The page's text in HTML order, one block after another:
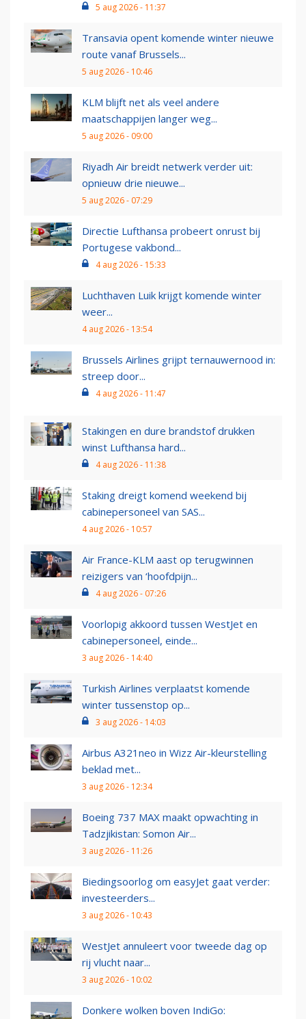
5 aug 2026 - 11:37
Transavia opent komende winter nieuwe
route vanaf Brussels...
5 aug 2026 - 10:46
KLM blijft net als veel andere
maatschappijen langer weg...
5 aug 2026 - 09:00
Riyadh Air breidt netwerk verder uit:
opnieuw drie nieuwe...
5 aug 2026 - 07:29
Directie Lufthansa probeert onrust bij
Portugese vakbond...
4 aug 2026 - 15:33
Luchthaven Luik krijgt komende winter
weer...
4 aug 2026 - 13:54
Brussels Airlines grijpt ternauwernood in:
streep door...
4 aug 2026 - 11:47
Stakingen en dure brandstof drukken
winst Lufthansa hard...
4 aug 2026 - 11:38
Staking dreigt komend weekend bij
cabinepersoneel van SAS...
4 aug 2026 - 10:57
Air France-KLM aast op terugwinnen
reizigers van ‘hoofdpijn...
4 aug 2026 - 07:26
Voorlopig akkoord tussen WestJet en
cabinepersoneel, einde...
3 aug 2026 - 14:40
Turkish Airlines verplaatst komende
winter tussenstop op...
3 aug 2026 - 14:03
Airbus A321neo in Wizz Air-kleurstelling
beklad met...
3 aug 2026 - 12:34
Boeing 737 MAX maakt opwachting in
Tadzjikistan: Somon Air...
3 aug 2026 - 11:26
Biedingsoorlog om easyJet gaat verder:
investeerders...
3 aug 2026 - 10:43
WestJet annuleert voor tweede dag op
rij vlucht naar...
3 aug 2026 - 10:02
Donkere wolken boven IndiGo: